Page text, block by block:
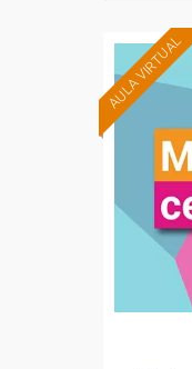
AULA VIRTUAL